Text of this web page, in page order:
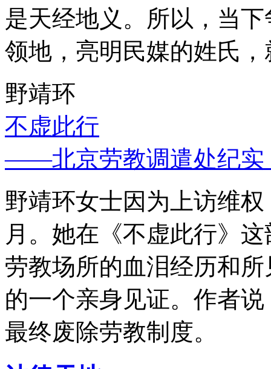
是天经地义。所以，当
领地，亮明民媒的姓氏
野靖环
不虚此行
——北京劳教调遣处纪实
野靖环女士因为上访维
月。她在《不虚此行》
劳教场所的血泪经历和
的一个亲身见证。作者
最终废除劳教制度。